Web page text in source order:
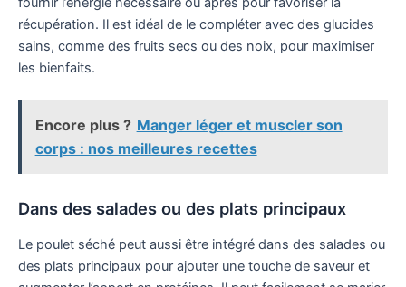
récupération. Il est idéal de le compléter avec des glucides
sains, comme des fruits secs ou des noix, pour maximiser
les bienfaits.
Encore plus ? Manger léger et muscler son
corps : nos meilleures recettes
Dans des salades ou des plats principaux
Le poulet séché peut aussi être intégré dans des salades ou
des plats principaux pour ajouter une touche de saveur et